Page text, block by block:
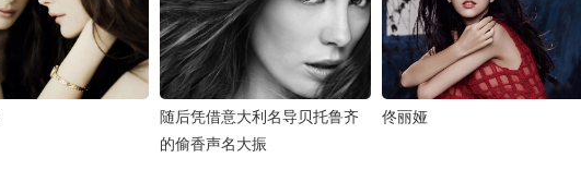
随后凭借意大利名导贝托鲁齐
的偷香声名大振
佟丽娅